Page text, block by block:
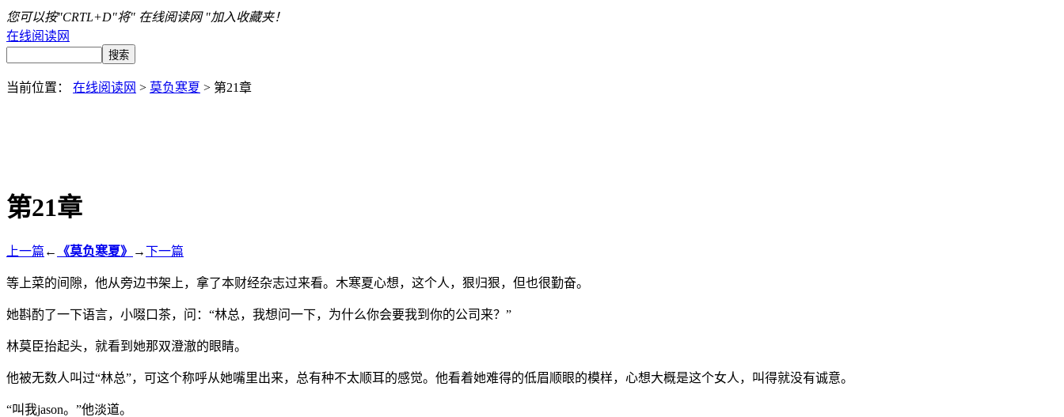
您可以按"CRTL+D"将" 在线阅读网 "加入收藏夹！
在线阅读网
当前位置： 在线阅读网 > 莫负寒夏 > 第21章
第21章
上一篇 ← 《莫负寒夏》 →下一篇
等上菜的间隙，他从旁边书架上，拿了本财经杂志过来看。木寒夏心想，这个人，狠归狠，但也很勤奋。
她斟酌了一下语言，小啜口茶，问：“林总，我想问一下，为什么你会要我到你的公司来？”
林莫臣抬起头，就看到她那双澄澈的眼睛。
他被无数人叫过“林总”，可这个称呼从她嘴里出来，总有种不太顺耳的感觉。他看着她难得的低眉顺眼的模样，心想大概是这个女人，叫得就没有诚意。
“叫我jason。”他淡道。